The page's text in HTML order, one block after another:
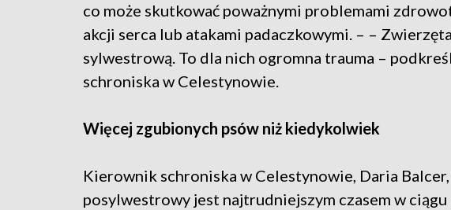
co może skutkować poważnymi problemami
akcji serca lub atakami padaczkowymi. – –
sylwestrową. To dla nich ogromna trauma –
schroniska w Celestynowie.
Więcej zgubionych psów niż kiedykolwiek
Kierownik schroniska w Celestynowie, Daria
posylwestrowy jest najtrudniejszym czasem w ciągu